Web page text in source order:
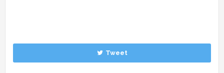
Tweet